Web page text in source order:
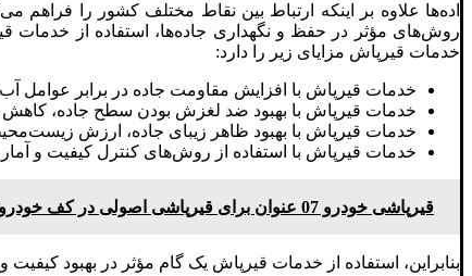
اده‌ها علاوه بر اینکه ارتباط بین نقاط مختلف کشور را فراهم
روش‌های مؤثر در حفظ و نگهداری جاده‌ها، استفاده از
خدمات قیرپاش مزایای زیر را دارد:
خدمات قیرپاش با افزایش مقاومت جاده در برابر عوامل
خدمات قیرپاش با بهبود ضد لغزش بودن سطح جاده، کاهش
خدمات قیرپاش با بهبود ظاهر زیبای جاده، ارزش
خدمات قیرپاش با استفاده از روش‌های کنترل کیفیت و
قیرپاشی خودرو 07 عنوان برای قیرپاشی اصولی در کف خودرو!
بنابراین، استفاده از خدمات قیرپاش یک گام مؤثر در بهبود